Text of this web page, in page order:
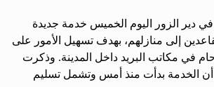
في دير الزور اليوم الخميس خدمة جديدة
إلى منازلهم، بهدف تسهيل الأمور على
في مكاتب البريد داخل المدينة. وذكرت
الخدمة بدأت منذ أمس وتشمل تسليم